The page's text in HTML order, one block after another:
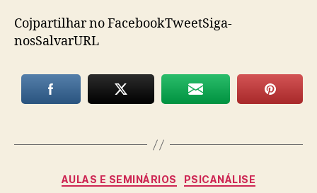
Cojpartilhar no FacebookTweetSiga-
nosSalvarURL
Categorias
AULAS E SEMINÁRIOS PSICANÁLISE